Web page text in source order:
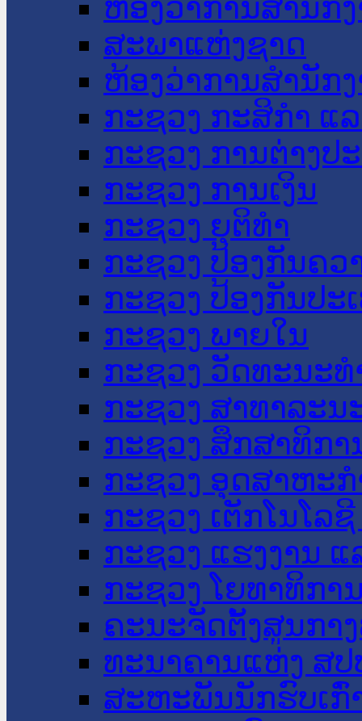
ຫ້ອງວ່າການສໍານັກ
ສະພາແຫ່ງຊາດ
ຫ້ອງວ່າການສຳນັກ
ກະຊວງ ກະສິກຳ ແ
ກະຊວງ ການຕ່າງປ
ກະຊວງ ການເງິນ
ກະຊວງ ຍຸຕິທໍາ
ກະຊວງ ປ້ອງກັນຄວ
ກະຊວງ ປ້ອງກັນປະ
ກະຊວງ ພາຍໃນ
ກະຊວງ ວັດທະນະ
ກະຊວງ ສາທາລະນ
ກະຊວງ ສຶກສາທິກາ
ກະຊວງ ອຸດສາຫະ
ກະຊວງ ເຕັກໂນໂລ
ກະຊວງ ແຮງງານ
ກະຊວງ ໂຍທາທິກາ
ຄະນະຈັດຕັ້ງສູນກາ
ທະນາຄານແຫ່ງ ສປ
ສະຫະພັນນັກຮົບເກົ່